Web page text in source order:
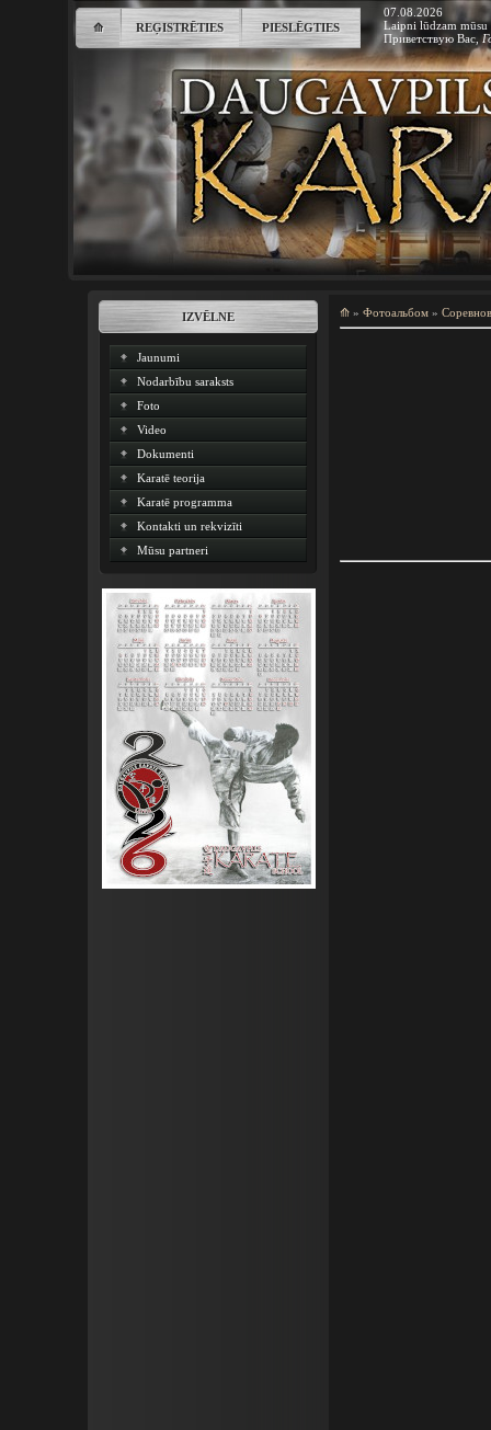
⟰ REĢISTRĒTIES PIESLĒGTIES
07.08.2026
Laipni lūdzam mūsu
Приветствую Вас ,
IZVĒLNE
Jaunumi
Nodarbību saraksts
Foto
Video
Dokumenti
Karatē teorija
Karatē programma
Kontakti un rekvizīti
Mūsu partneri
⟰ » Фотоальбом »